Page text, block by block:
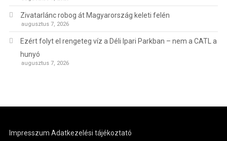
Zivatarlánc robog át Magyarország keleti felén
augusztus 7, 2026
Ezért folyt el rengeteg víz a Déli Ipari Parkban – nem a CATL a
hunyó
augusztus 7, 2026
Impresszum Adatkezelési tájékoztató